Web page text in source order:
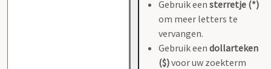
Gebruik een sterretje (*)
om meer letters te
vervangen.
Gebruik een dollarteken
($)voor uw zoekterm